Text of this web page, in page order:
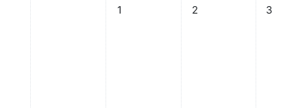
Nessun evento, giovedì 1 febbraio
1 Nessun evento,
2 3